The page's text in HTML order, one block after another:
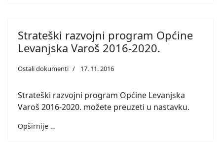
Strateški razvojni program Općine
Levanjska Varoš 2016-2020.
Ostali dokumenti 17. 11. 2016
Strateški razvojni program Općine Levanjska
Varoš 2016-2020. možete preuzeti u nastavku.
Opširnije …